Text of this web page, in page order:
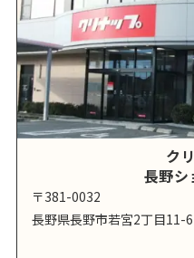
ク
長野シ
〒381-0032
長野県長野市若宮2丁目11-6